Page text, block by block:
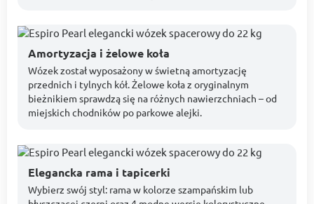
Amortyzacja i żelowe koła
Wózek został wyposażony w świetną amortyzację
przednich i tylnych kół. Żelowe koła z oryginalnym
bieżnikiem sprawdzą się na różnych nawierzchniach – od
miejskich chodników po parkowe alejki.
Elegancka rama i tapicerki
Wybierz swój styl: rama w kolorze szampańskim lub